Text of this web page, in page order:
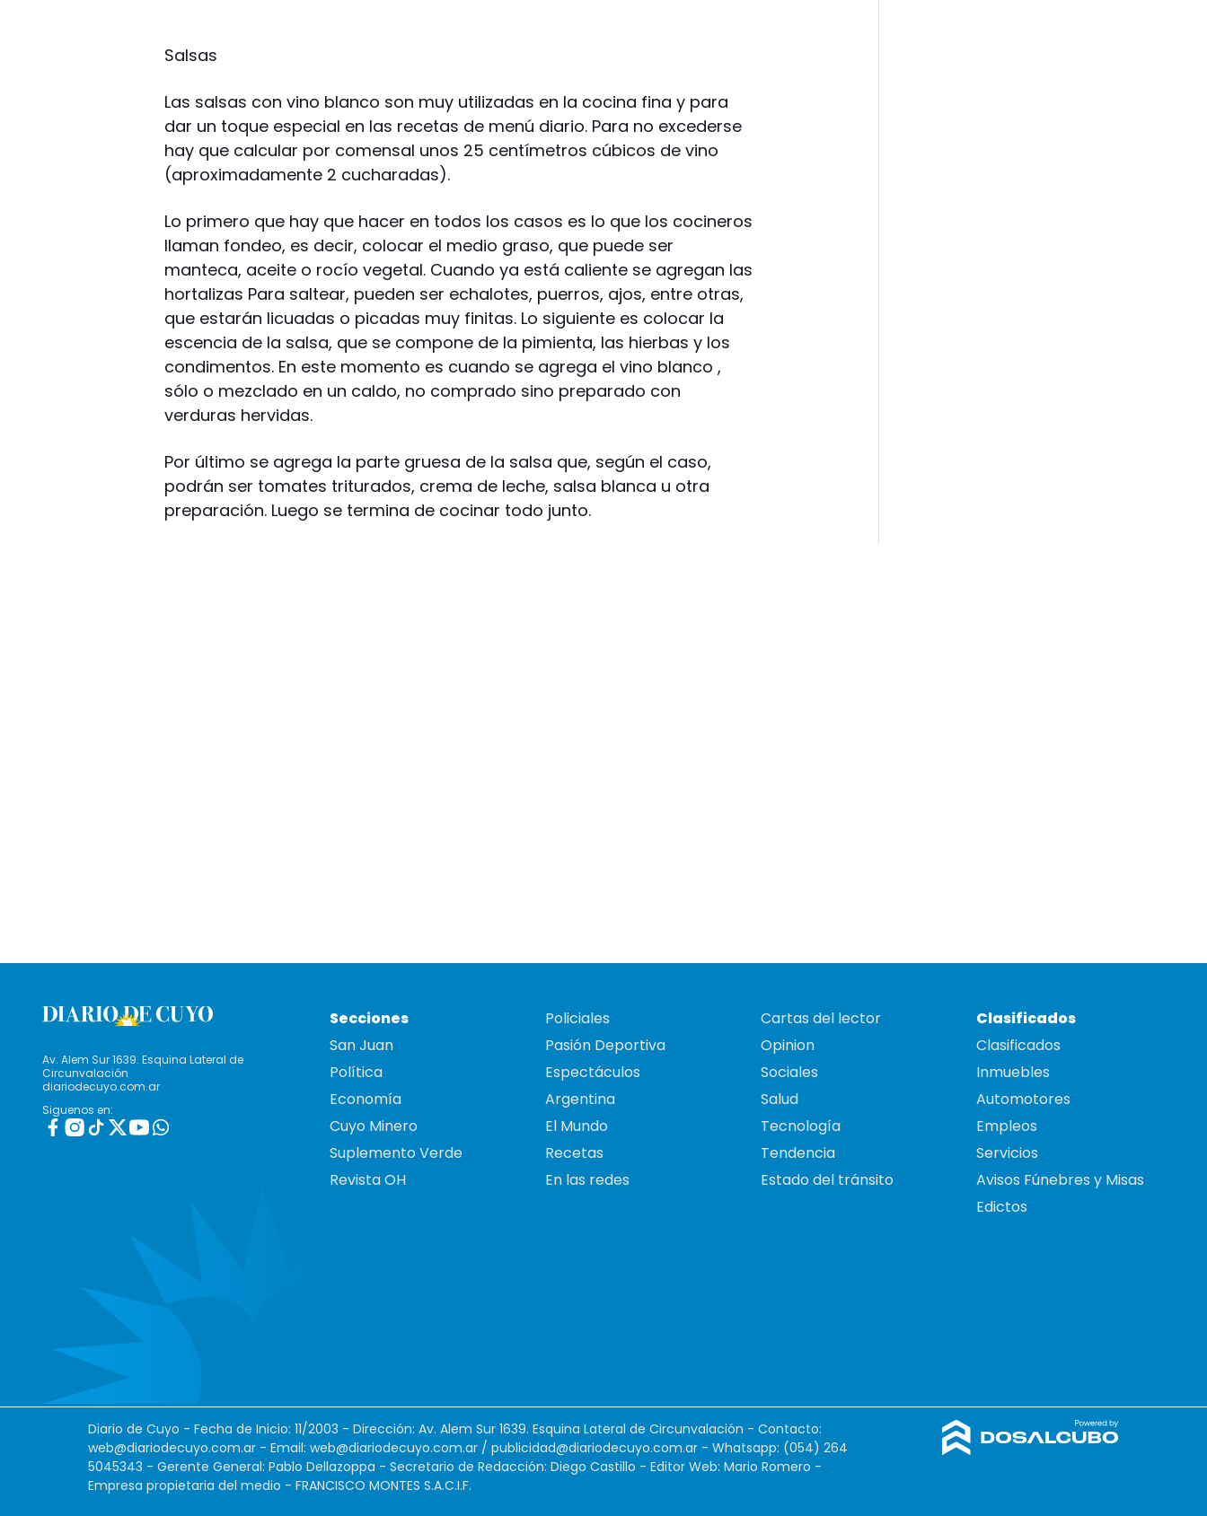
Salsas
Las salsas con vino blanco son muy utilizadas en la cocina fina y para
dar un toque especial en las recetas de menú diario. Para no excederse
hay que calcular por comensal unos 25 centímetros cúbicos de vino
(aproximadamente 2 cucharadas).
Lo primero que hay que hacer en todos los casos es lo que los cocineros
llaman fondeo, es decir, colocar el medio graso, que puede ser
manteca, aceite o rocío vegetal. Cuando ya está caliente se agregan las
hortalizas Para saltear, pueden ser echalotes, puerros, ajos, entre otras,
que estarán licuadas o picadas muy finitas. Lo siguiente es colocar la
escencia de la salsa, que se compone de la pimienta, las hierbas y los
condimentos. En este momento es cuando se agrega el vino blanco ,
sólo o mezclado en un caldo, no comprado sino preparado con
verduras hervidas.
Por último se agrega la parte gruesa de la salsa que, según el caso,
podrán ser tomates triturados, crema de leche, salsa blanca u otra
preparación. Luego se termina de cocinar todo junto.
Av. Alem Sur 1639. Esquina Lateral de
Circunvalación
diariodecuyo.com.ar
Siguenos en:
Secciones
San Juan
Política
Economía
Cuyo Minero
Suplemento Verde
Revista OH
Policiales
Pasión Deportiva
Espectáculos
Argentina
El Mundo
Recetas
En las redes
Cartas del lector
Opinion
Sociales
Salud
Tecnología
Tendencia
Estado del tránsito
Clasificados
Clasificados
Inmuebles
Automotores
Empleos
Servicios
Avisos Fúnebres y Misas
Edictos
Diario de Cuyo - Fecha de Inicio: 11/2003 - Dirección: Av. Alem Sur 1639. Esquina Lateral de Circunvalación - Contacto:
web@diariodecuyo.com.ar - Email: web@diariodecuyo.com.ar / publicidad@diariodecuyo.com.ar - Whatsapp: (054) 264
5045343 - Gerente General: Pablo Dellazoppa - Secretario de Redacción: Diego Castillo - Editor Web: Mario Romero -
Empresa propietaria del medio - FRANCISCO MONTES S.A.C.I.F.